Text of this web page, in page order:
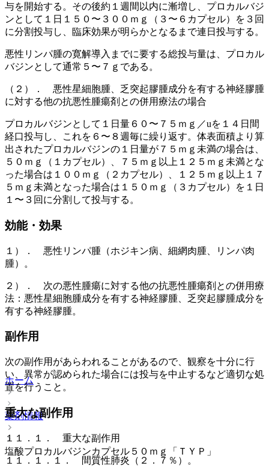
与を開始する。その後約１週間以内に漸増し、プロカルバジ
ンとして１日１５０〜３００ｍｇ（３〜６カプセル）を３回
に分割投与し、臨床効果が明らかとなるまで連日投与する。
悪性リンパ腫の寛解導入までに要する総投与量は、プロカル
バジンとして通常５〜７ｇである。
（２）． 悪性星細胞腫、乏突起膠腫成分を有する神経膠腫
に対する他の抗悪性腫瘍剤との併用療法の場合
プロカルバジンとして１日量６０〜７５ｍｇ／uを１４日間
経口投与し、これを６〜８週毎に繰り返す。体表面積より算
出されたプロカルバジンの１日量が７５ｍｇ未満の場合は、
５０ｍｇ（１カプセル）、７５ｍｇ以上１２５ｍｇ未満とな
った場合は１００ｍｇ（２カプセル）、１２５ｍｇ以上１７
５ｍｇ未満となった場合は１５０ｍｇ（３カプセル）を１日
１〜３回に分割して投与する。
効能・効果
１）． 悪性リンパ腫（ホジキン病、細網肉腫、リンパ肉
腫）。
２）． 次の悪性腫瘍に対する他の抗悪性腫瘍剤との併用療
法：悪性星細胞腫成分を有する神経膠腫、乏突起膠腫成分を
有する神経膠腫。
副作用
次の副作用があらわれることがあるので、観察を十分に行
い、異常が認められた場合には投与を中止するなど適切な処
置を行うこと。
重大な副作用
１１．１． 重大な副作用
１１．１．１． 間質性肺炎（２．７％）。
ホーム
薬剤情報
塩酸プロカルバジンカプセル５０ｍｇ「ＴＹＰ」